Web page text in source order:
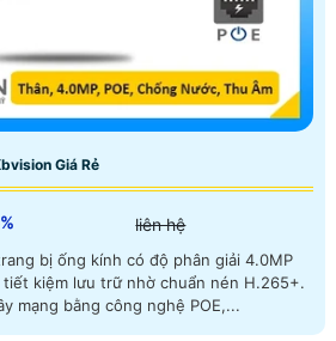
Giá Rẻ
liên hệ
bị ống kính có độ phân giải 4.0MP
kiệm lưu trữ nhờ chuẩn nén H.265+.
mạng bằng công nghệ POE,...